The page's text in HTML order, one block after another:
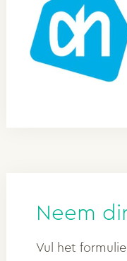
Neem
Vul het